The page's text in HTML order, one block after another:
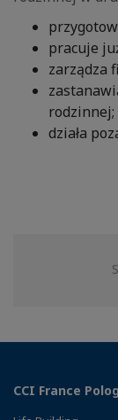
pracuje
zarządza
rodzinnej;
działa
CCI France